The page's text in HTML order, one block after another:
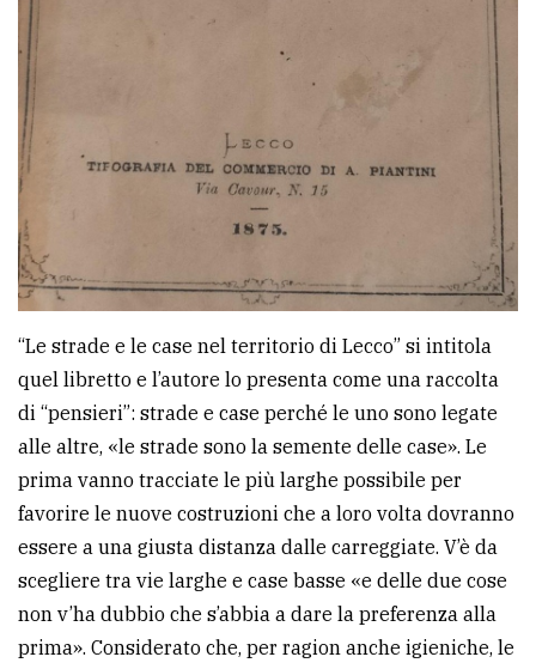
“Le strade e le case nel territorio di Lecco” si intitola
quel libretto e l’autore lo presenta come una raccolta
di “pensieri”: strade e case perché le uno sono legate
alle altre, «le strade sono la semente delle case». Le
prima vanno tracciate le più larghe possibile per
favorire le nuove costruzioni che a loro volta dovranno
essere a una giusta distanza dalle carreggiate. V’è da
scegliere tra vie larghe e case basse «e delle due cose
non v’ha dubbio che s’abbia a dare la preferenza alla
prima». Considerato che, per ragion anche igieniche, le